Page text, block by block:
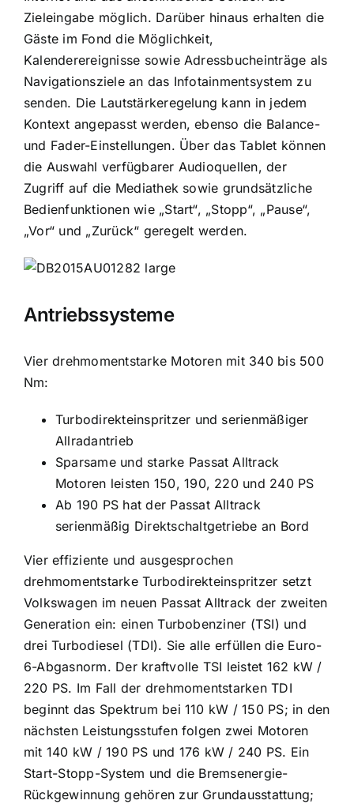
Zieleingabe möglich. Darüber hinaus erhalten die
Gäste im Fond die Möglichkeit,
Kalenderereignisse sowie Adressbucheinträge als
Navigationsziele an das Infotainmentsystem zu
senden. Die Lautstärkeregelung kann in jedem
Kontext angepasst werden, ebenso die Balance-
und Fader-Ein­stellungen. Über das Tablet können
die Auswahl verfügbarer Audioquellen, der
Zugriff auf die Mediathek sowie grundsätzliche
Bedienfunktionen wie „Start“, „Stopp“, „Pause“,
„Vor“ und „Zurück“ geregelt werden.
Antriebssysteme
Vier drehmomentstarke Motoren mit 340 bis 500
Nm:
Turbodirekteinspritzer und serienmäßiger
Allradantrieb
Sparsame und starke Passat Alltrack
Motoren leisten 150, 190, 220 und 240 PS
Ab 190 PS hat der Passat Alltrack
serienmäßig Direktschaltgetriebe an Bord
Vier effiziente und ausgesprochen
drehmomentstarke Turbodirekteinspritzer setzt
Volkswagen im neuen Passat Alltrack der zweiten
Generation ein: einen Turbobenziner (TSI) und
drei Turbodiesel (TDI). Sie alle erfüllen die Euro-
6-Abgasnorm. Der kraftvolle TSI leistet 162 kW /
220 PS. Im Fall der drehmomentstarken TDI
beginnt das Spektrum bei 110 kW / 150 PS; in den
nächsten Leistungsstufen folgen zwei Motoren
mit 140 kW / 190 PS und 176 kW / 240 PS. Ein
Start-Stopp-System und die Bremsenergie-
Rückgewinnung gehören zur Grundausstattung;